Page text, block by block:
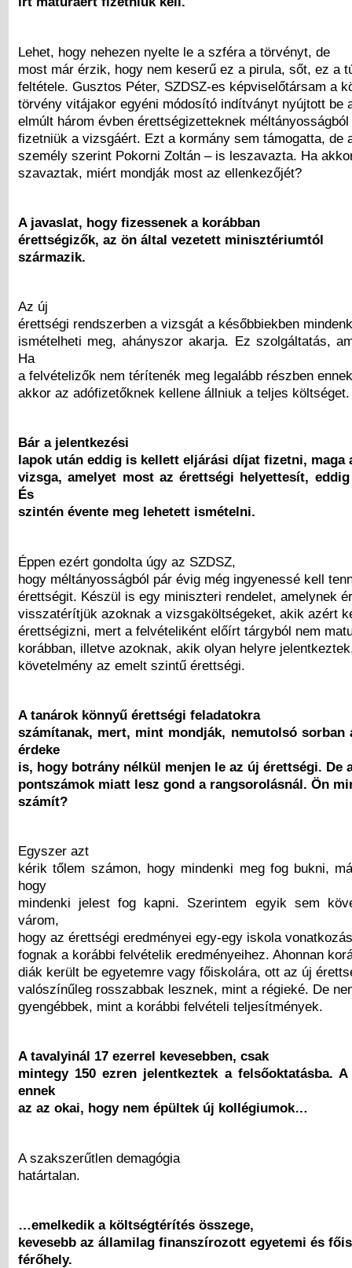
Lehet, hogy nehezen nyelte le a szféra a törvényt, de
most már érzik, hogy nem keserű ez a pirula, sőt, ez a
feltétele. Gusztos Péter, SZDSZ-es képviselőtársam a
törvény vitájakor egyéni módosító indítványt nyújtott be
elmúlt három évben érettségizetteknek
fizetniük a vizsgáért. Ezt a kormány sem támogatta, de
személy szerint Pokorni Zoltán – is leszavazta. Ha
szavaztak, miért mondják most az ellenkezőjét?
A javaslat, hogy fizessenek a korábban
érettségizők, az ön által vezetett minisztériumtól
származik.
Az új
érettségi rendszerben a vizsgát a későbbiekben
ismételheti meg, ahányszor akarja. Ez szolgáltatás,
Ha
a felvételizők nem térítenék meg legalább részben
akkor az adófizetőknek kellene állniuk a teljes költséget.
Bár a jelentkezési
lapok után eddig is kellett eljárási díjat fizetni, maga
vizsga, amelyet most az érettségi helyettesít,
És
szintén évente meg lehetett ismételni.
Éppen ezért gondolta úgy az SZDSZ,
hogy méltányosságból pár évig még ingyenessé kell
érettségit. Készül is egy miniszteri rendelet, amelynek
visszatérítjük azoknak a vizsgaköltségeket, akik azért
érettségizni, mert a felvételiként előírt tárgyból nem
korábban, illetve azoknak, akik olyan helyre
követelmény az emelt szintű érettségi.
A tanárok könnyű érettségi feladatokra
számítanak, mert, mint mondják, nemutolsó sorban
érdeke
is, hogy botrány nélkül menjen le az új érettségi. De
pontszámok miatt lesz gond a rangsorolásnál. Ön
számít?
Egyszer azt
kérik tőlem számon, hogy mindenki meg fog bukni,
hogy
mindenki jelest fog kapni. Szerintem egyik sem
várom,
hogy az érettségi eredményei egy-egy iskola
fognak a korábbi felvételik eredményeihez. Ahonnan
diák került be egyetemre vagy főiskolára, ott az új
valószínűleg rosszabbak lesznek, mint a régieké. De
gyengébbek, mint a korábbi felvételi teljesítmények.
A tavalyinál 17 ezerrel kevesebben, csak
mintegy 150 ezren jelentkeztek a felsőoktatásba.
ennek
az az okai, hogy nem épültek új kollégiumok…
A szakszerűtlen demagógia
határtalan.
…emelkedik a költségtérítés összege,
kevesebb az államilag finanszírozott egyetemi és
férőhely.